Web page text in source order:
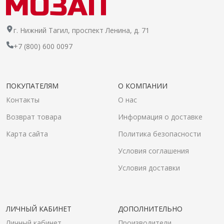
г. Нижний Тагил, проспект Ленина, д. 71
+7 (800) 600 0097
ПОКУПАТЕЛЯМ
Контакты
Возврат товара
Карта сайта
О КОМПАНИИ
О нас
Информация о доставке
Политика безопасности
Условия соглашения
Условия доставки
ЛИЧНЫЙ КАБИНЕТ
ДОПОЛНИТЕЛЬНО